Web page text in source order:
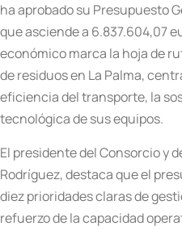
ha aprobado su Presupuesto
que asciende a 6.837.604,07
económico marca la hoja de
de residuos en La Palma,
eficiencia del transporte, la
tecnológica de sus equipos.
El presidente del Consorcio y
Rodríguez, destaca que el
diez prioridades claras de
refuerzo de la capacidad